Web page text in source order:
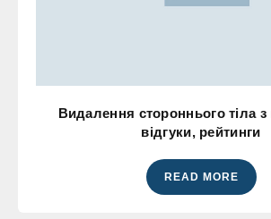
Видалення стороннього тіла з
відгуки, рейтинги
READ MORE